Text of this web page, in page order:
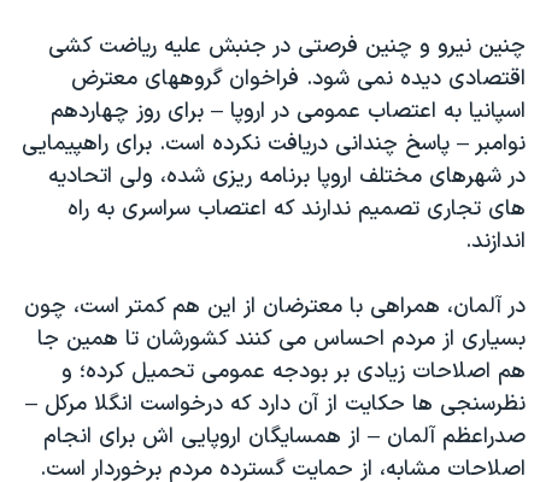
چنین نیرو و چنین فرصتی در جنبش علیه ریاضت کشی
اقتصادی دیده نمی شود. فراخوان گروههای معترض
اسپانیا به اعتصاب عمومی در اروپا – برای روز چهاردهم
نوامبر – پاسخ چندانی دریافت نکرده است. برای راهپیمایی
در شهرهای مختلف اروپا برنامه ریزی شده، ولی اتحادیه
های تجاری تصمیم ندارند که اعتصاب سراسری به راه
اندازند.
در آلمان، همراهی با معترضان از این هم کمتر است، چون
بسیاری از مردم احساس می کنند کشورشان تا همین جا
هم اصلاحات زیادی بر بودجه عمومی تحمیل کرده؛ و
نظرسنجی ها حکایت از آن دارد که درخواست انگلا مرکل –
صدراعظم آلمان – از همسایگان اروپایی اش برای انجام
اصلاحات مشابه، از حمایت گسترده مردم برخوردار است.